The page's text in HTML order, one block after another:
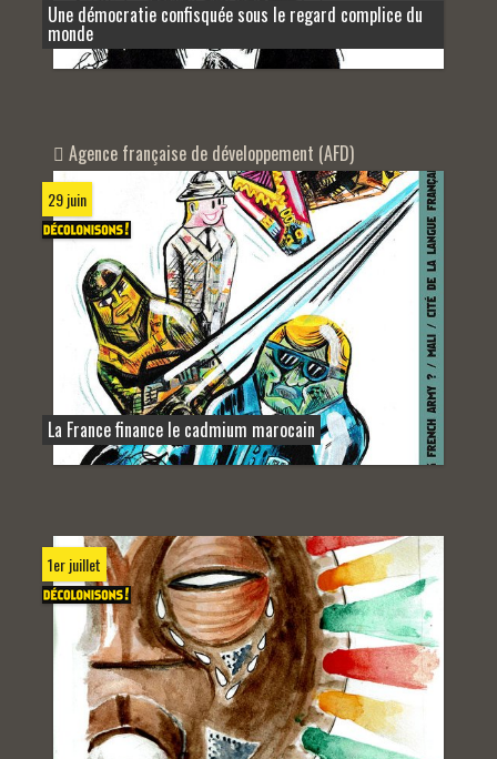
Une démocratie confisquée sous le regard complice du
monde
Agence française de développement (AFD)
29 juin
La France finance le cadmium marocain
1er juillet